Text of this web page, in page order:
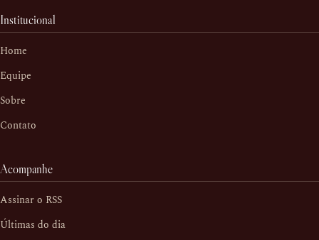
Institucional
Home
Equipe
Sobre
Contato
Acompanhe
Assinar o RSS
Últimas do dia